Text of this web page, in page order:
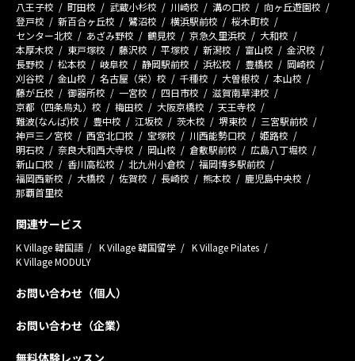
八王子校
町田校 武蔵小杉校 川崎校 溝の口校
向ヶ丘遊園校
登戸校
新百合ヶ丘校 鷺沼校 横浜駅前校
桜木町校
センター北校
あざみ野校 鶴見校 京急久里浜校
大和校
本厚木校
東戸塚校 藤沢校 平塚校 新潟校 富山校
金沢校
長野校
松本校 岐阜校 静岡駅前校 浜松校 豊橋校
岡崎校
刈谷校
金山校 名古屋（栄）校 千種校 大曽根校
本山校
藤が丘校
御器所校 一宮校 四日市校
滋賀南草津校
京都（四条烏丸）校
梅田校 大阪京橋校
天王寺校
難波(なんば)校
豊中校 江坂校 茨木校 堺東校
三宮駅前校
神戸三ノ宮校
西宮北口校 宝塚校 川西能勢口校
姫路校
明石校
奈良大和西大寺校 岡山校 倉敷駅前校
広島八丁堀校
新山口校
香川高松校 北九州小倉校
福岡博多駅前校
福岡西新校
大橋校 佐賀校 長崎校 熊本校
鹿児島中央校
那覇首里校
関連サービス
K Village 韓国語 K Village 韓国留学
K Village Pilates
K Village MODULY
お問い合わせ（個人）
お問い合わせ（企業）